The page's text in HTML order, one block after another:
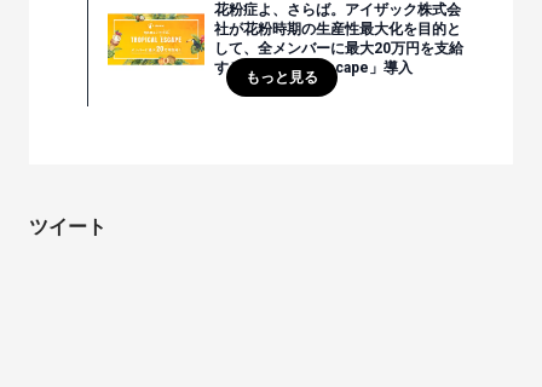
花粉症よ、さらば。アイザック株式会
社が花粉時期の生産性最大化を目的と
して、全メンバーに最大20万円を支給
する「Tropical Escape」導入
もっと見る
ツイート